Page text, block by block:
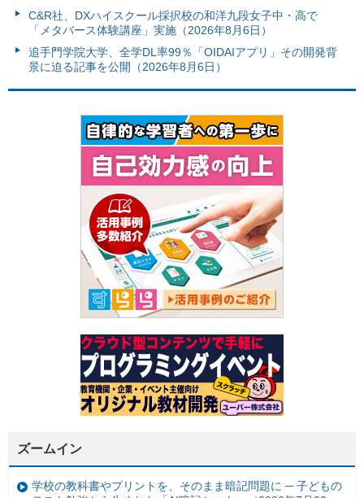
C&R社、DXハイスクール採択校の和洋九段女子中・高で
「メタバース体験講座」実施（2026年8月6日）
追手門学院大学、全学DL率99％「OIDAIアプリ」その開発背
景に迫る記事を公開（2026年8月6日）
ズームイン
学校の教科書やプリントを、そのまま暗記問題に ─ 子どもの